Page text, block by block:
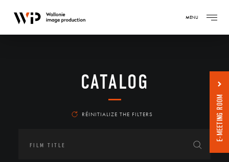
MENU
CATALOG
RÉINITIALIZE THE FILTERS E-MEETING ROOM